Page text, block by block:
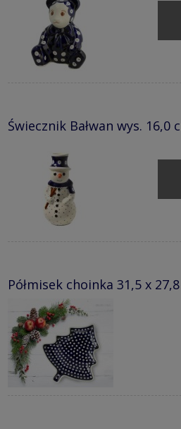
Świecznik Bałwan wys. 16,0
Półmisek choinka 31,5 x